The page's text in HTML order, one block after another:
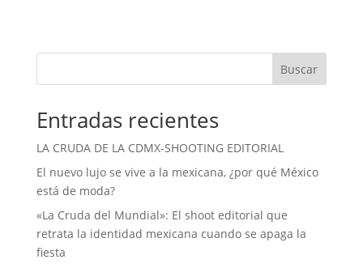
Buscar
Entradas recientes
LA CRUDA DE LA CDMX-SHOOTING EDITORIAL
El nuevo lujo se vive a la mexicana, ¿por qué México
está de moda?
«La Cruda del Mundial»: El shoot editorial que
retrata la identidad mexicana cuando se apaga la
fiesta